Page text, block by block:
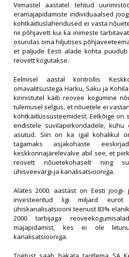
Viimastel aastatel tehtud
eramajapidamiste individuaalsed
kohtkäitluslahendused ei vasta
nii põhjavett kui ka inimeste
osundas oma hiljutises
et paljude Eesti alade kohta
reovett kogutakse.
Eelmisel aastal kontrollis
omavalitsustega Harku, Saku ja
kinnistutel käib reovee kogumine
tulemusel selgus, et nõuetele ei
kohtkäitlussüsteemidest. Eelkõige on
endistele suvilapiirkondadele,
asutud. Siin on ka igal kohalikul
tagamaks asjakohaste
keskkonnajärelevalve abil see, et
reovett nõuetekohaselt ning
ühisveevärgi-ja kanalisatsiooniga.
Alates 2000. aastast on Eesti joogi-
investeeritud ligi miljard eurot
ühiskanalisatsiooni teenust 83%
2000 tarbijaga
majapidamist, kes ei ole
kanalisatsiooniga.